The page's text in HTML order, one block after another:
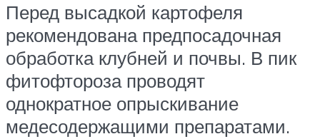
Перед высадкой картофеля
рекомендована предпосадочная
обработка клубней и почвы. В пик
фитофтороза проводят
однократное опрыскивание
медесодержащими препаратами.